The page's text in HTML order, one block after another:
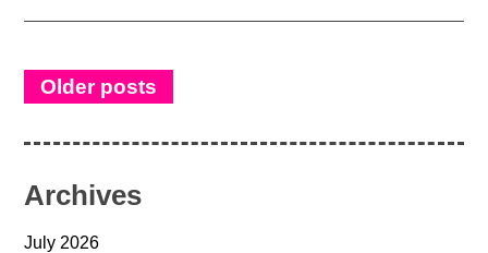
Older posts
Archives
July 2026